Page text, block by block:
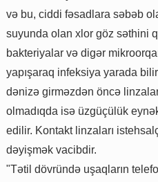
və bu, ciddi fəsadlara səbəb
suyunda olan xlor göz səthini
bakteriyalar və digər
yapışaraq infeksiya yarada
dənizə girməzdən öncə
olmadıqda isə üzgüçülük
edilir. Kontakt linzaları
dəyişmək vacibdir.
"Tətil dövründə uşaqların